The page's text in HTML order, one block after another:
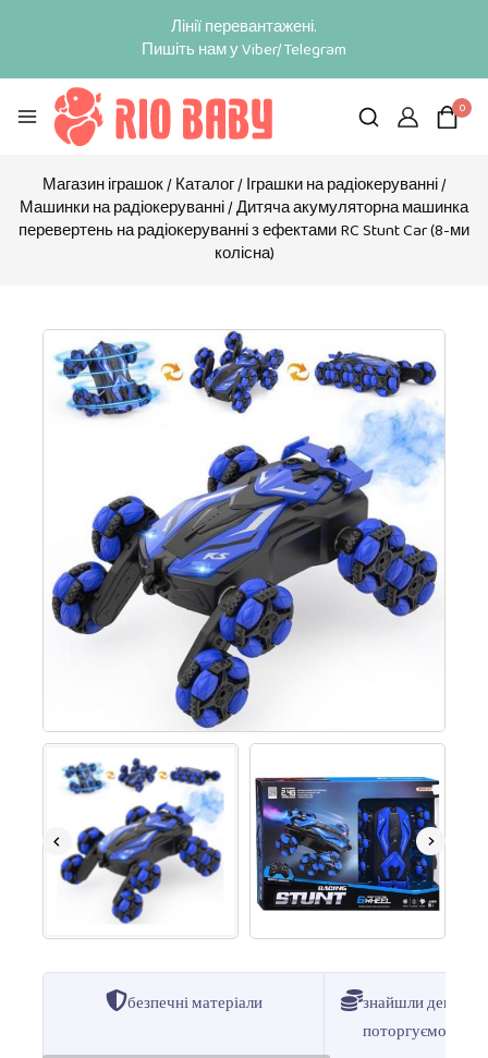
Лінії перевантажені.
Пишіть нам у Viber/Telegram
0
Магазин іграшок/Каталог/Іграшки на радіокеруванні/
Машинки на радіокеруванні/Дитяча акумуляторна машинка
перевертень на радіокеруванні з ефектами RC Stunt Car (8-ми
колісна)
безпечні матеріали
знайшли
поторгуємося